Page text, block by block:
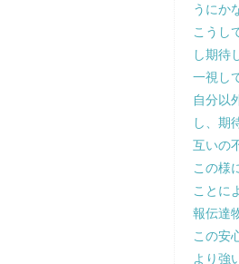
うにか
こうし
し期待
一視し
自分以
し、期
互いの
この様
ことに
報伝達
この安
より強